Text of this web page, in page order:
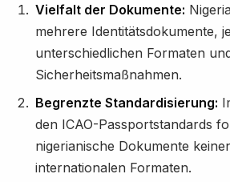
Vielfalt der Dokumente:
mehrere Identitätsdokumente,
unterschiedlichen Formaten
Sicherheitsmaßnahmen.
Begrenzte Standardisierung:
den ICAO-Passportstandards
nigerianische Dokumente
internationalen Formaten.